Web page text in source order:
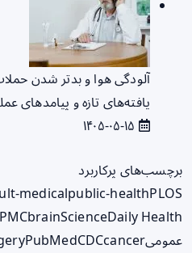
آلودگی هوا و بدتر شدن
یافته‌های تازه و پیامدهای
برچسب‌های پرکاربرد
medicalpublic-healthPLOS
brainScienceDaily Health
عمومی
PubMedCDCcancer